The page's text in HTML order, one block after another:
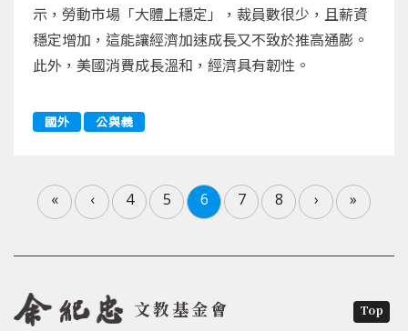
示，勞動市場「大體上穩定」，裁員數很少，且薪資
穩定增加，這能讓經濟加速成長又不致於推高通膨。
此外，美國消費成長溫和，經濟具有韌性。
國外 公與義
« ‹ 4 5 6 7 8 › »
文教基金會 Top